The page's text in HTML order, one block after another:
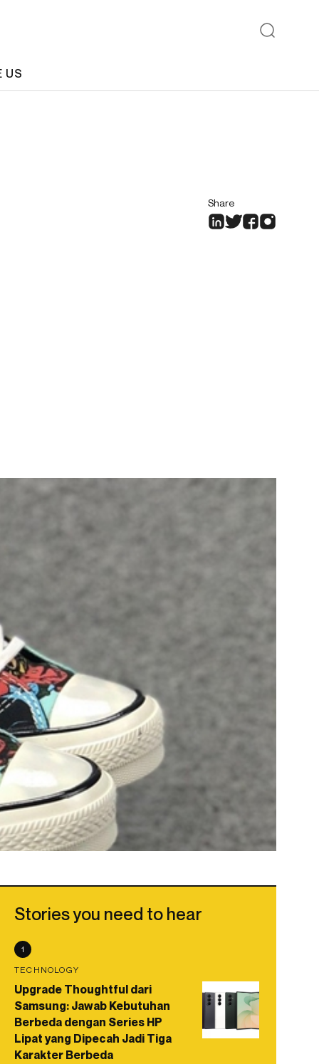
US
Share
Stories you need to hear
1
TECHNOLOGY
Upgrade Thoughtful dari
Samsung: Jawab Kebutuhan
Berbeda dengan Series HP
Lipat yang Dipecah Jadi Tiga
Karakter Berbeda